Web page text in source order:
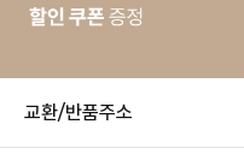
교환/반품주소